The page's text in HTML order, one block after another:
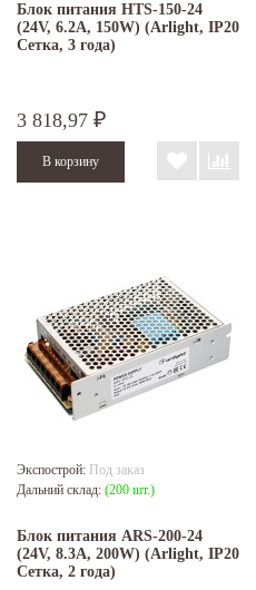
Блок питания HTS-150-24
(24V, 6.2A, 150W) (Arlight, IP20
Сетка, 3 года)
3 818,97 ₽
Экспострой: Под заказ
Дальний склад: (200 шт.)
Блок питания ARS-200-24
(24V, 8.3A, 200W) (Arlight, IP20
Сетка, 2 года)